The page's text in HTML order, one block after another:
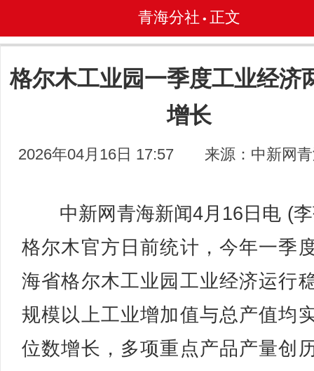
青海分社 • 正文
格尔木工业园一季度工业经济
增长
2026年04月16日 17:57 来源：中新网
中新网青海新闻4月16日电 (李
格尔木官方日前统计，今年一季
海省格尔木工业园工业经济运行
规模以上工业增加值与总产值均
位数增长，多项重点产品产量创